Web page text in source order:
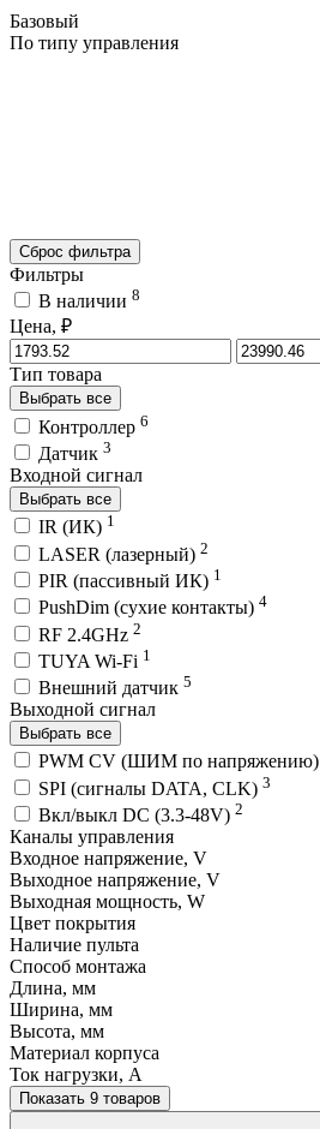
Базовый
По типу управления
Сброс фильтра
Фильтры
В наличии 8
Цена, ₽
Тип товара
Выбрать все
Контроллер 6
Датчик 3
Входной сигнал
Выбрать все
IR (ИК) 1
LASER (лазерный) 2
PIR (пассивный ИК) 1
PushDim (сухие контакты) 4
RF 2.4GHz 2
TUYA Wi-Fi 1
Внешний датчик 5
Выходной сигнал
Выбрать все
PWM СV (ШИМ по напряжению)
SPI (сигналы DATA, CLK) 3
Вкл/выкл DC (3.3-48V) 2
Каналы управления
Входное напряжение, V
Выходное напряжение, V
Выходная мощность, W
Цвет покрытия
Наличие пульта
Способ монтажа
Длина, мм
Ширина, мм
Высота, мм
Материал корпуса
Ток нагрузки, A
Показать 9 товаров